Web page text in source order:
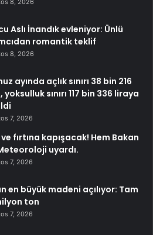
8, 2026
Aslı İnandık evleniyor: Ünlü
romantik teklif
8, 2026
ayında açlık sınırı 38 bin 216
sınırı 117 bin 336 liraya
7, 2026
ve fırtına kapışacak! Hem Bakan
uyardı.
7, 2026
en büyük madeni açılıyor: Tam
ton
7, 2026